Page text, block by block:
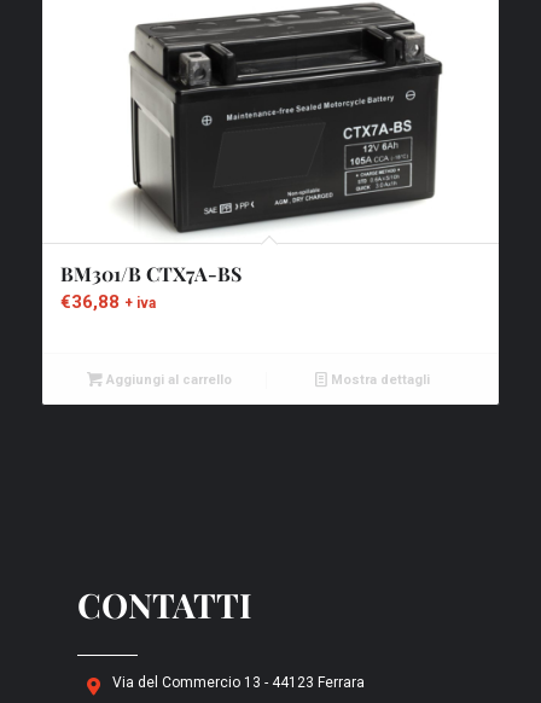
BM301/B CTX7A-BS
€36,88 + iva
Aggiungi al carrello Mostra dettagli
CONTATTI
Via del Commercio 13 - 44123 Ferrara